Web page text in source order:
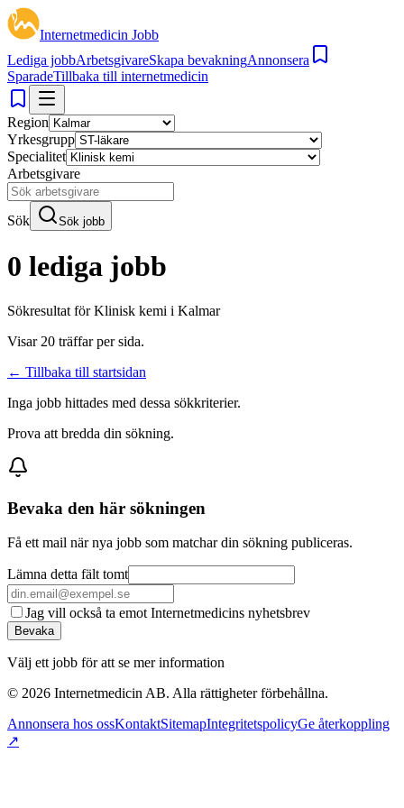
Internetmedicin Jobb
Lediga jobbArbetsgivareSkapa bevakningAnnonsera
SparadeTillbaka till internetmedicin
Region
Yrkesgrupp
Specialitet
Arbetsgivare
Sök Sök jobb
0 lediga jobb
Sökresultat förKlinisk kemi i Kalmar
Visar 20 träffar per sida.
← Tillbaka till startsidan
Inga jobb hittades med dessa sökkriterier.
Prova att bredda din sökning.
Bevaka den här sökningen
Få ett mail när nya jobb som matchar din sökning publiceras.
Lämna detta fält tomt
Jag vill också ta emot Internetmedicins nyhetsbrev
Bevaka
Välj ett jobb för att se mer information
© 2026 Internetmedicin AB. Alla rättigheter förbehållna.
Annonsera hos ossKontaktSitemapIntegritetspolicyGe återkoppling
↗